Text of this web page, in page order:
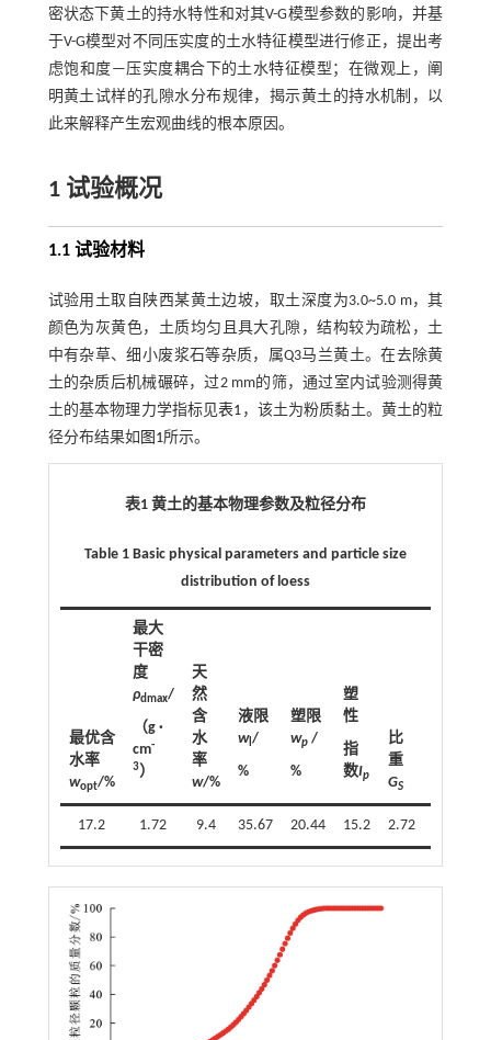
密状态下黄土的持水特性和对其V-G模型参数的影响，并基
于V-G模型对不同压实度的土水特征模型进行修正，提出考
虑饱和度—压实度耦合下的土水特征模型；在微观上，阐
明黄土试样的孔隙水分布规律，揭示黄土的持水机制，以
此来解释产生宏观曲线的根本原因。
1 试验概况
1.1 试验材料
试验用土取自陕西某黄土边坡，取土深度为3.0~5.0 m，其
颜色为灰黄色，土质均匀且具大孔隙，结构较为疏松，土
中有杂草、细小废浆石等杂质，属Q3马兰黄土。在去除黄
土的杂质后机械碾碎，过2 mm的筛，通过室内试验测得黄
土的基本物理力学指标见表1 ，该土为粉质黏土。黄土的粒
径分布结果如 图1所示。
表1 黄土的基本物理参数及粒径分布
Table 1 Basic physical parameters and particle size
distribution of loess
最优含
水率
wopt/%
最大
干密
度
ρdmax/
（g ·
cm-
3）
天
然
含
水
率
w/%
液限
wl /
%
塑限
wp/
%
塑
性
指
数Ip
比
重
GS
17.2 1.72 9.4 35.67 20.44 15.2 2.72